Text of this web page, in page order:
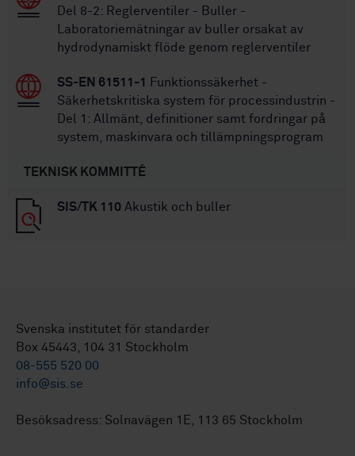
Del 8-2: Reglerventiler - Buller -
Laboratoriemätningar av buller orsakat av
hydrodynamiskt flöde genom reglerventiler
SS-EN 61511-1
Funktionssäkerhet -
Säkerhetskritiska system för processindustrin -
Del 1: Allmänt, definitioner samt fordringar på
system, maskinvara och tillämpningsprogram
TEKNISK KOMMITTÉ
SIS/TK 110 Akustik och buller
Svenska institutet för standarder
Box 45443, 104 31 Stockholm
08-555 520 00
info@sis.se
Besöksadress: Solnavägen 1E, 113 65 Stockholm